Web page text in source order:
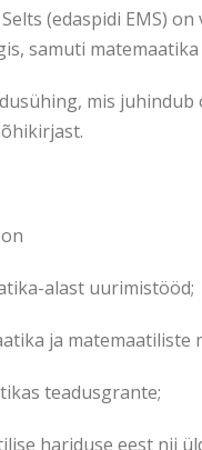
(edaspidi EMS)
samuti
mis
alast uurimistööd;
ja
teadusgrante;
hariduse eest nii